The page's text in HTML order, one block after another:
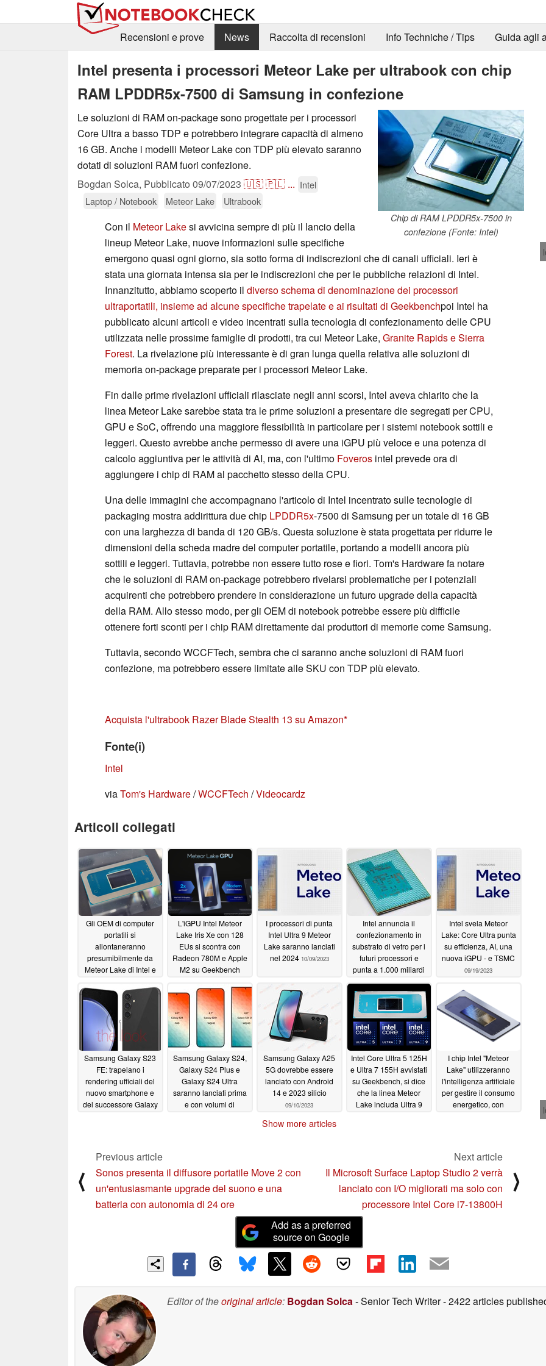
Recensioni e prove
News Raccolta di recensioni Info Techniche / Tips Guida agli
Intel presenta i processori Meteor Lake per ultrabook con chip
RAM LPDDR5x-7500 di Samsung in confezione
Chip di RAM LPDDR5x-7500 in
confezione (Fonte: Intel)
Le soluzioni di RAM on-package sono progettate per i processori
Core Ultra a basso TDP e potrebbero integrare capacità di almeno
16 GB. Anche i modelli Meteor Lake con TDP più elevato saranno
dotati di soluzioni RAM fuori confezione.
Bogdan Solca, Pubblicato 09/07/2023 🇺🇸🇵🇱 ... Intel
Laptop / Notebook
Meteor Lake Ultrabook
Con il Meteor Lakesi avvicina sempre di più il lancio della
lineup Meteor Lake, nuove informazioni sulle specifiche
emergono quasi ogni giorno, sia sotto forma di indiscrezioni che di canali ufficiali. Ieri è
stata una giornata intensa sia per le indiscrezioni che per le pubbliche relazioni di Intel.
Innanzitutto, abbiamo scoperto il diverso schema di denominazione dei processori
ultraportatili, insieme ad alcune specifiche trapelate e ai risultati di Geekbenchpoi Intel ha
pubblicato alcuni articoli e video incentrati sulla tecnologia di confezionamento delle CPU
utilizzata nelle prossime famiglie di prodotti, tra cui Meteor Lake, Granite Rapids e Sierra
Forest. La rivelazione più interessante è di gran lunga quella relativa alle soluzioni di
memoria on-package preparate per i processori Meteor Lake.
Fin dalle prime rivelazioni ufficiali rilasciate negli anni scorsi, Intel aveva chiarito che la
linea Meteor Lake sarebbe stata tra le prime soluzioni a presentare die segregati per CPU,
GPU e SoC, offrendo una maggiore flessibilità in particolare per i sistemi notebook sottili e
leggeri. Questo avrebbe anche permesso di avere una iGPU più veloce e una potenza di
calcolo aggiuntiva per le attività di AI, ma, con l'ultimo Foveros intel prevede ora di
aggiungere i chip di RAM al pacchetto stesso della CPU.
Una delle immagini che accompagnano l'articolo di Intel incentrato sulle tecnologie di
packaging mostra addirittura due chip LPDDR5x-7500 di Samsung per un totale di 16 GB
con una larghezza di banda di 120 GB/s. Questa soluzione è stata progettata per ridurre le
dimensioni della scheda madre del computer portatile, portando a modelli ancora più
sottili e leggeri. Tuttavia, potrebbe non essere tutto rose e fiori. Tom's Hardware fa notare
che le soluzioni di RAM on-package potrebbero rivelarsi problematiche per i potenziali
acquirenti che potrebbero prendere in considerazione un futuro upgrade della capacità
della RAM. Allo stesso modo, per gli OEM di notebook potrebbe essere più difficile
ottenere forti sconti per i chip RAM direttamente dai produttori di memorie come Samsung.
Tuttavia, secondo WCCFTech, sembra che ci saranno anche soluzioni di RAM fuori
confezione, ma potrebbero essere limitate alle SKU con TDP più elevato.
Acquista l'ultrabook Razer Blade Stealth 13 su Amazon
Fonte(i)
Intel
viaTom's Hardware/WCCFTech /Videocardz
Articoli collegati
Gli OEM di computer
portatili si
allontaneranno
presumibilmente da
Meteor Lake di Intel e
AMD Ryzen 8000U/H
11/22/2023
L'iGPU Intel Meteor
Lake Iris Xe con 128
EUs si scontra con
Radeon 780M e Apple
M2 su Geekbench
I processori di punta
Intel Ultra 9 Meteor
Lake saranno lanciati
nel 2024 10/09/2023
Intel annuncia il
confezionamento in
substrato di vetro per i
futuri processori e
punta a 1.000 miliardi
entro il 203009/20/2023
Intel svela Meteor
Lake: Core Ultra punta
su efficienza, AI, una
nuova iGPU - e TSMC
09/19/2023
Samsung Galaxy S23
FE: trapelano i
rendering ufficiali del
nuovo smartphone e
del successore Galaxy
Samsung Galaxy S24,
Galaxy S24 Plus e
Galaxy S24 Ultra
saranno lanciati prima
e con volumi di
Samsung Galaxy A25
5G dovrebbe essere
lanciato con Android
14 e 2023 silicio
09/10/2023
Intel Core Ultra 5 125H
e Ultra 7 155H avvistati
su Geekbench, si dice
che la linea Meteor
Lake includa Ultra 9
I chip Intel "Meteor
Lake" utilizzeranno
l'intelligenza artificiale
per gestire il consumo
energetico, con
Show more articles
⟨
Previous article
Sonos presenta il diffusore portatile Move 2 con
un'entusiasmante upgrade del suono e una
batteria con autonomia di 24 ore
Next article
Il Microsoft Surface Laptop Studio 2 verrà
lanciato con I/O migliorati ma solo con
processore Intel Core i7-13800H
⟩
Add as a preferred
source on Google
Editor of theoriginal article: Bogdan Solca- Senior Tech Writer- 2422 articles